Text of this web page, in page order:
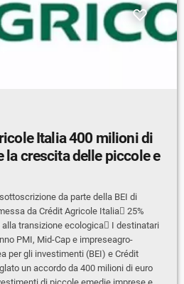
Italia 400 milioni di
la crescita delle piccole e
da parte della BEI di
da Crédit Agricole Italia 25%
transizione ecologica I destinatari
PMI, Mid-Cap e impreseagro-
per gli investimenti (BEI) e Crédit
un accordo da 400 milioni di euro